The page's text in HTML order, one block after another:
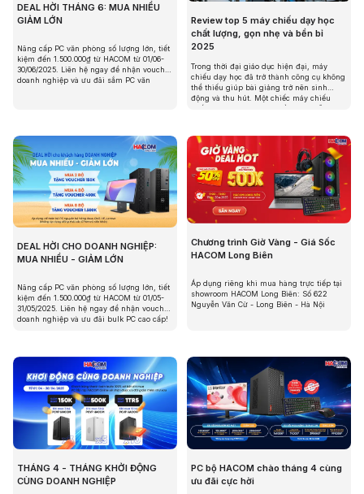
DEAL HỜI THÁNG 6: MUA NHIỀU
GIẢM LỚN
Nâng cấp PC văn phòng số lượng lớn, tiết
kiệm đến 1.500.000₫ từ HACOM từ 01/06-
30/06/2025. Liên hệ ngay để nhận voucher
doanh nghiệp và ưu đãi sắm PC văn
Review top 5 máy chiếu dạy học
chất lượng, gọn nhẹ và bền bỉ
2025
Trong thời đại giáo dục hiện đại, máy
chiếu dạy học đã trở thành công cụ không
thể thiếu giúp bài giảng trở nên sinh
động và thu hút. Một chiếc máy chiếu
chất lượng, gọn nhẹ và bền bỉ sẽ hỗ trợ
DEAL HỜI CHO DOANH NGHIỆP:
MUA NHIỀU - GIẢM LỚN
Nâng cấp PC văn phòng số lượng lớn, tiết
kiệm đến 1.500.000₫ từ HACOM từ 01/05-
31/05/2025. Liên hệ ngay để nhận voucher
doanh nghiệp và ưu đãi bulk PC cao cấp!
Chương trình Giờ Vàng - Giá Sốc
HACOM Long Biên
Áp dụng riêng khi mua hàng trực tiếp tại
showroom HACOM Long Biên: Số 622
Nguyễn Văn Cừ - Long Biên - Hà Nội
THÁNG 4 - THÁNG KHỞI ĐỘNG
CÙNG DOANH NGHIỆP
PC bộ HACOM chào tháng 4 cùng
ưu đãi cực hời